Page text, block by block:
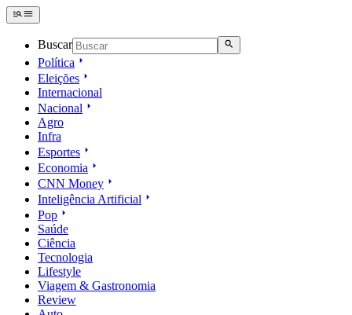
Buscar
Política
Eleições
Internacional
Nacional
Agro
Infra
Esportes
Economia
CNN Money
Inteligência Artificial
Pop
Saúde
Ciência
Tecnologia
Lifestyle
Viagem & Gastronomia
Review